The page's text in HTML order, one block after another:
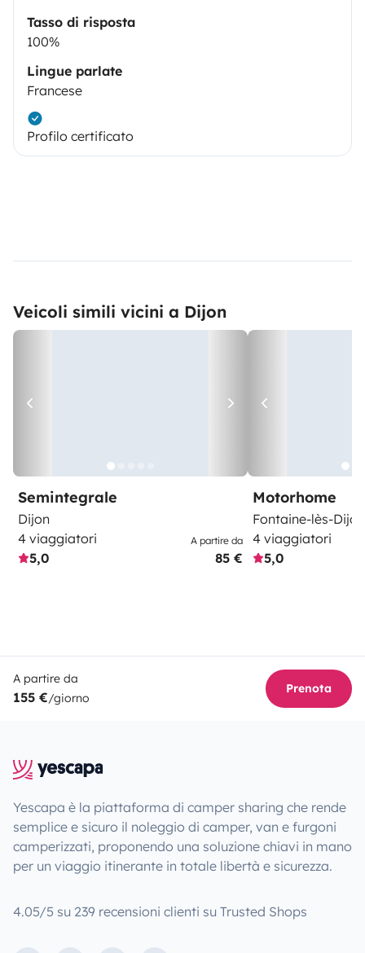
Tasso di risposta
100%
Lingue parlate
Francese
Profilo certificato
Veicoli simili vicini a Dijon
Semintegrale
Dijon
4 viaggiatori
5,0
A partire da
85 €
Motorhome
Fontaine-lès-Dijon
4 viaggiatori
5,0
A partire da
155 €/giorno
Prenota
Yescapa è la piattaforma di camper sharing che rende
semplice e sicuro il noleggio di camper, van e furgoni
camperizzati, proponendo una soluzione chiavi in mano
per un viaggio itinerante in totale libertà e sicurezza.
4.05/5 su 239 recensioni clienti su Trusted Shops